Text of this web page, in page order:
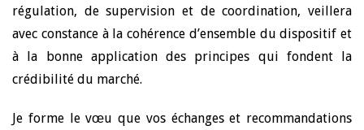
régulation, de supervision et de coordination, veillera
avec constance à la cohérence d’ensemble du dispositif et
à la bonne application des principes qui fondent la
crédibilité du marché.
Je forme le vœu que vos échanges et recommandations